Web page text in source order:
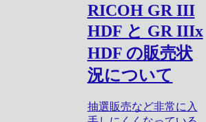
RICOH GR III
HDF と GR IIIx
HDF の販売状
況について
抽選販売など非常に入